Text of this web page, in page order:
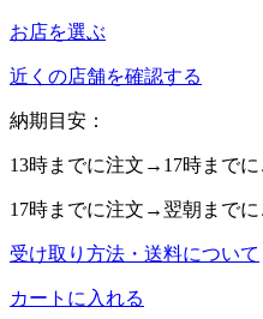
お店を選ぶ
近くの店舗を確認する
納期目安：
13時までに注文→ 17時まで
17時までに注文→ 翌朝 まで
受け取り方法・送料について
カートに入れる